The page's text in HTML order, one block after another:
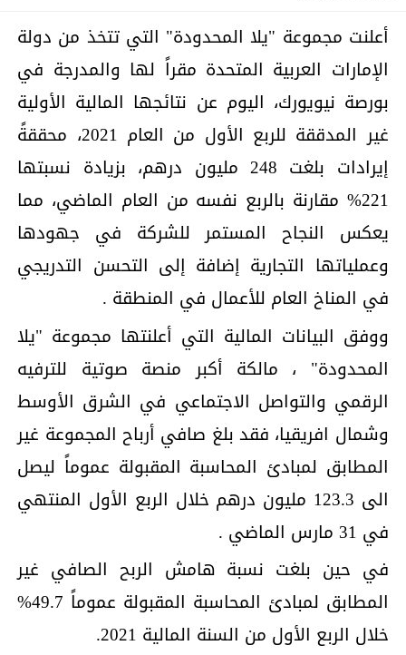
أعلنت مجموعة "يلا المحدودة" التي تتخذ من دولة
الإمارات العربية المتحدة مقراً لها والمدرجة في
بورصة نيويورك، اليوم عن نتائجها المالية الأولية
غير المدققة للربع الأول من العام 2021، محققةً
إيرادات بلغت 248 مليون درهم، بزيادة نسبتها
221% مقارنة بالربع نفسه من العام الماضي، مما
يعكس النجاح المستمر للشركة في جهودها
وعملياتها التجارية إضافة إلى التحسن التدريجي
في المناخ العام للأعمال في المنطقة .
ووفق البيانات المالية التي أعلنتها مجموعة "يلا
المحدودة" ، مالكة أكبر منصة صوتية للترفيه
الرقمي والتواصل الاجتماعي في الشرق الأوسط
وشمال افريقيا، فقد بلغ صافي أرباح المجموعة غير
المطابق لمبادئ المحاسبة المقبولة عموماً ليصل
الى 123.3 مليون درهم خلال الربع الأول المنتهي
في 31 مارس الماضي .
في حين بلغت نسبة هامش الربح الصافي غير
المطابق لمبادئ المحاسبة المقبولة عموماً 49.7%
خلال الربع الأول من السنة المالية 2021.